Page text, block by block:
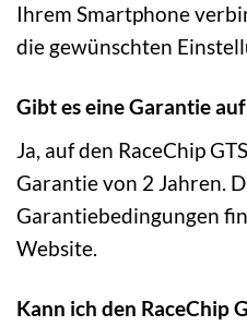
Ihrem Smartphone
die gewünschten
Gibt es eine Garantie
Ja, auf den RaceChip
Garantie von 2 Jahren.
Garantiebedingungen
Website.
Kann ich den RaceChip